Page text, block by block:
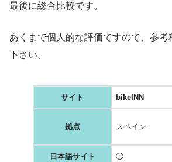
最後に総合比較です。
あくまで個人的な評価ですので、参考
下さい。
サイト bikeINN
拠点 スペイン
日本語サイト ◯